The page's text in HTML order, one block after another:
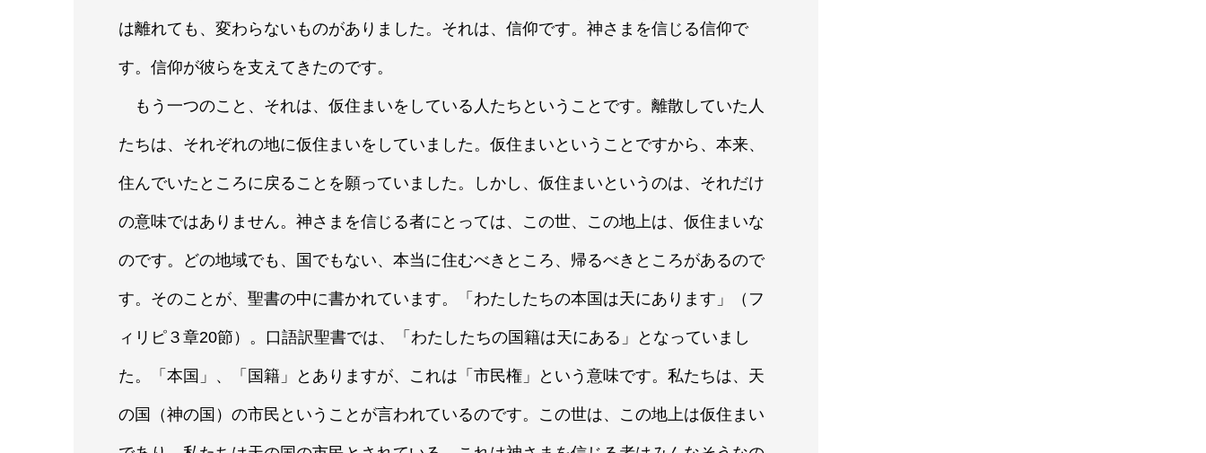
は離れても、変わらないものがありました。それは、信仰です。神さまを信じる信仰で
す。信仰が彼らを支えてきたのです。
もう一つのこと、それは、仮住まいをしている人たちということです。離散していた人
たちは、それぞれの地に仮住まいをしていました。仮住まいということですから、本来、
住んでいたところに戻ることを願っていました。しかし、仮住まいというのは、それだけ
の意味ではありません。神さまを信じる者にとっては、この世、この地上は、仮住まいな
のです。どの地域でも、国でもない、本当に住むべきところ、帰るべきところがあるので
す。そのことが、聖書の中に書かれています。「わたしたちの本国は天にあります」（フ
ィリピ３章20節）。口語訳聖書では、「わたしたちの国籍は天にある」となっていまし
た。「本国」、「国籍」とありますが、これは「市民権」という意味です。私たちは、天
の国（神の国）の市民ということが言われているのです。この世は、この地上は仮住まい